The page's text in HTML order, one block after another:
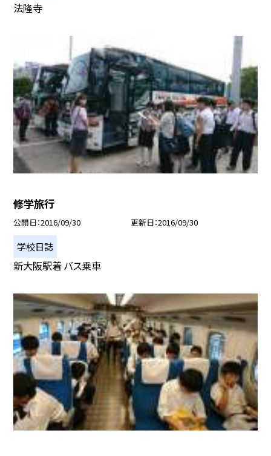
法隆寺
修学旅行
公開日 2016/09/30 更新日 2016/09/30
学校日誌
新大阪駅着 バス乗車